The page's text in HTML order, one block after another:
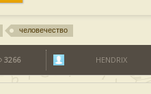
человечество
3266 HENDRIX